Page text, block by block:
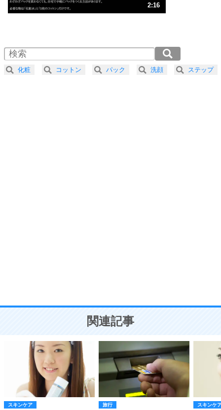
人生、なんとかなるもの。
気楽に生きる30の方法
4 器の大きい人は、怒りを優しさで表現する。
プラス思考
ことが大切。
2:16
2.0倍速 （268KB 1分8秒）
2.5倍速 （214KB 54秒）
3.0倍速 （179KB 45秒）
化粧 コットン パック 洗顔 ステップ
関連記事
スキンケア 旅行 スキンケ